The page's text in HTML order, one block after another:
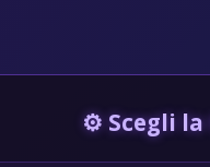
⚙️ Scegli